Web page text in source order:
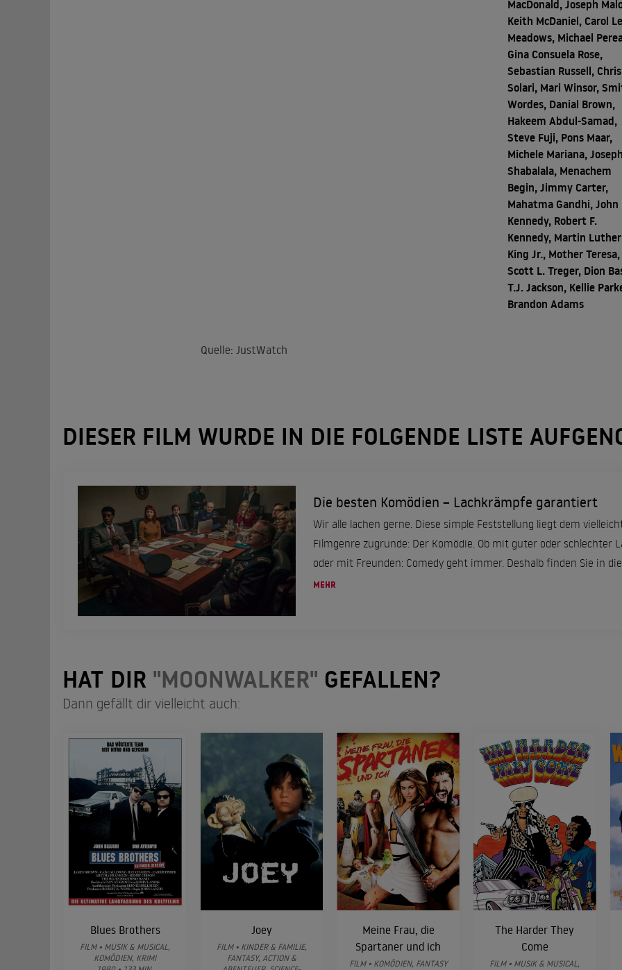
MacDonald, Joseph
Keith McDaniel, Carol
Meadows, Michael
Gina Consuela Rose,
Sebastian Russell, Chris
Solari, Mari Winsor,
Wordes, Danial Brown,
Hakeem Abdul-Samad,
Steve Fuji, Pons Maar,
Michele Mariana, Joseph
Shabalala, Menachem
Begin, Jimmy Carter,
Mahatma Gandhi, John
Kennedy, Robert F.
Kennedy, Martin Luther
King Jr., Mother Teresa,
Scott L. Treger, Dion
T.J. Jackson, Kellie
Brandon Adams
Quelle: JustWatch
DIESER FILM WURDE IN DIE FOLGENDE LISTE
Die besten Komödien – Lachkrämpfe garantiert
Wir alle lachen gerne. Diese simple Feststellung liegt dem
Filmgenre zugrunde: Der Komödie. Ob mit guter oder schlechter
oder mit Freunden: Comedy geht immer. Deshalb finden Sie in
MEHR
HAT DIR "MOONWALKER" GEFALLEN?
Dann gefällt dir vielleicht auch:
Blues Brothers
FILM • MUSIK & MUSICAL,
KOMÖDIEN, KRIMI
Joey
FILM • KINDER & FAMILIE,
FANTASY, ACTION &
Meine Frau, die
Spartaner und ich
FILM • KOMÖDIEN, FANTASY
The Harder They
Come
FILM • MUSIK & MUSICAL,